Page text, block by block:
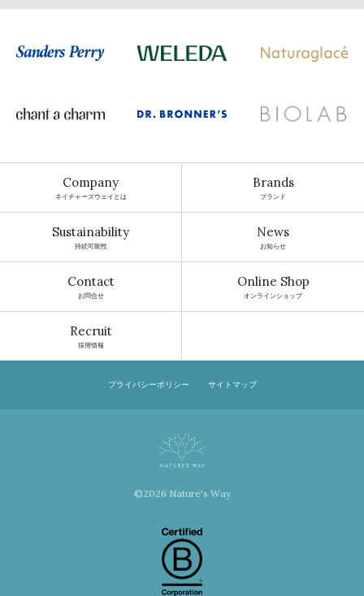
Company
ネイチャーズウェイとは
Brands
ブランド
Sustainability
持続可能性
News
お知らせ
Contact
お問合せ
Online Shop
オンラインショップ
Recruit
採用情報
プライバシーポリシー サイトマップ
©2026 Nature's Way